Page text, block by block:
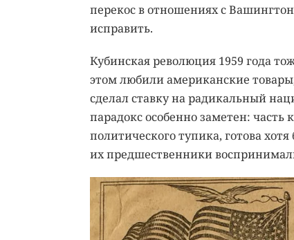
перекос в отношениях с
исправить.
Кубинская революция 1959 года
этом любили американские
сделал ставку на радикальный
парадокс особенно заметен:
политического тупика, готова
их предшественники